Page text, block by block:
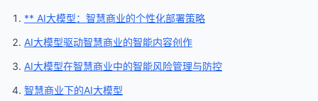
** AI大模型：智慧商业的个性化部署策略
AI大模型驱动智慧商业的智能内容创作
AI大模型在智慧商业中的智能风险管理与防控
智慧商业下的AI大模型